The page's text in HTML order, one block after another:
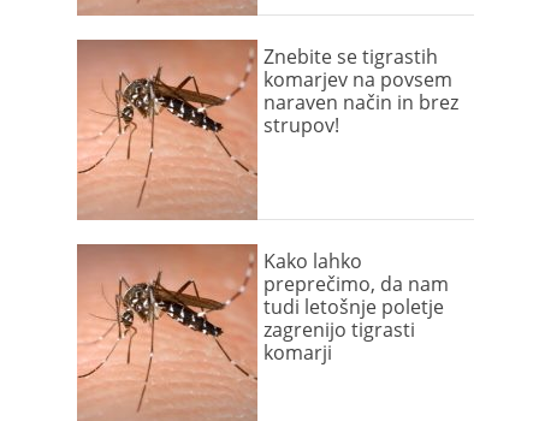
Znebite se tigrastih
komarjev na povsem
naraven način in brez
strupov!
Kako lahko
preprečimo, da nam
tudi letošnje poletje
zagrenijo tigrasti
komarji